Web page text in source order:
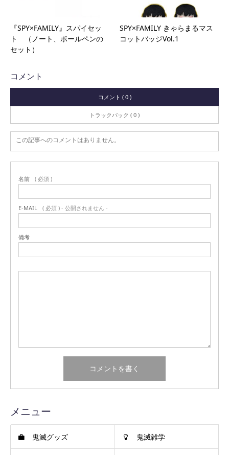
『SPY×FAMILY』スパイセッ
ト （ノート、ボールペンの
セット）
SPY×FAMILY きゃらまるマス
コットバッジVol.1
コメント
コメント ( 0 )
トラックバック ( 0 )
この記事へのコメントはありません。
名前 ( 必須 )
E-MAIL ( 必須 ) - 公開されません -
備考
メニュー
鬼滅グッズ 鬼滅雑学